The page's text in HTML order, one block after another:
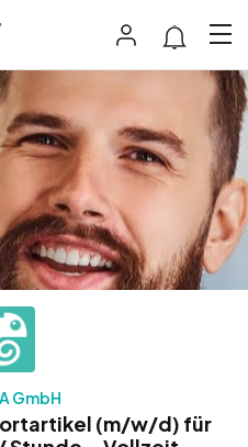
GmbH
(m/w/d) für